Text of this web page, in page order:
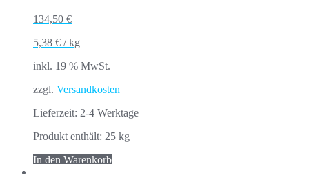
134,50 €
5,38 € /kg
inkl. 19 % MwSt.
zzgl. Versandkosten
Lieferzeit: 2-4 Werktage
Produkt enthält: 25 kg
In den Warenkorb